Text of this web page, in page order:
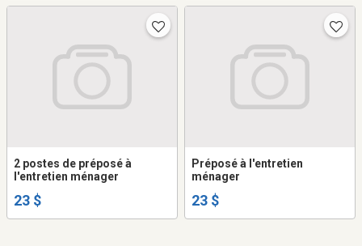
Lévis
2 postes de préposé à
l'entretien ménager
23 $
Préposé à l'entretien
ménager
23 $